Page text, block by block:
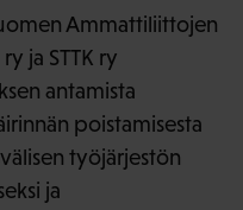
Ammattiliittojen
ja STTK ry
antamista
poistamisesta
työjärjestön
ja